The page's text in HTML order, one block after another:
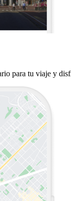
para tu viaje y